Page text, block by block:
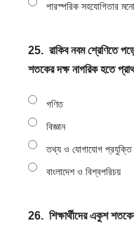
পারস্পরিক সহযোগিতার
25. রাকিব নবম শ্রেণিতে
শতকের দক্ষ নাগরিক হতে
গণিত
বিজ্ঞান
তথ্য ও যোগাযোগ প্রযুক্তি
বাংলাদেশ ও বিশ্বপরিচয়
26. শিক্ষার্থীদের একুশ